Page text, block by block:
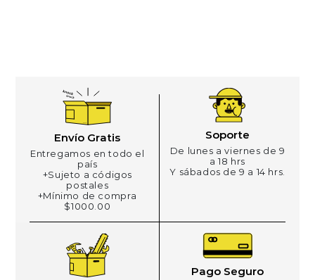
Envío Gratis
Entregamos en todo el
país
+Sujeto a códigos
postales
+Mínimo de compra
$1000.00
Soporte
De lunes a viernes de 9
a 18 hrs
Y sábados de 9 a 14 hrs.
Pago Seguro